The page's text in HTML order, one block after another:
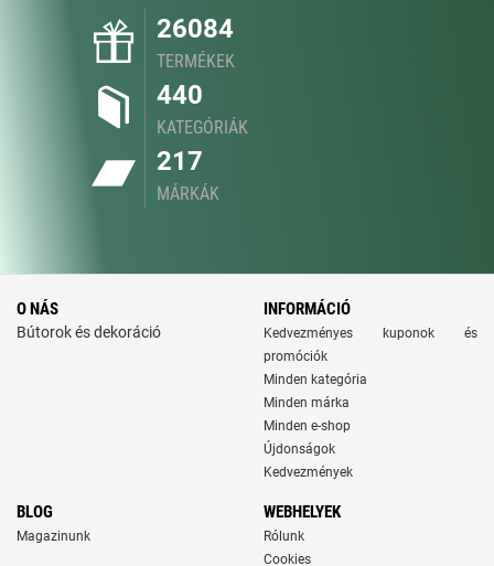
26084
TERMÉKEK
440
KATEGÓRIÁK
217
MÁRKÁK
O NÁS
Bútorok és dekoráció
INFORMÁCIÓ
Kedvezményes kuponok és
promóciók
Minden kategória
Minden márka
Minden e-shop
Újdonságok
Kedvezmények
BLOG
Magazinunk
WEBHELYEK
Rólunk
Cookies